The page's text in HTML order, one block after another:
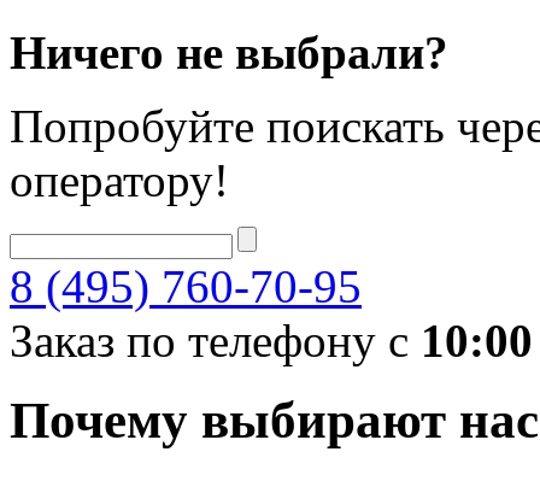
Ничего не выбрали?
Попробуйте поискать
оператору!
8 (495) 760-70-95
Заказ по телефону с 10:00
Почему выбирают нас